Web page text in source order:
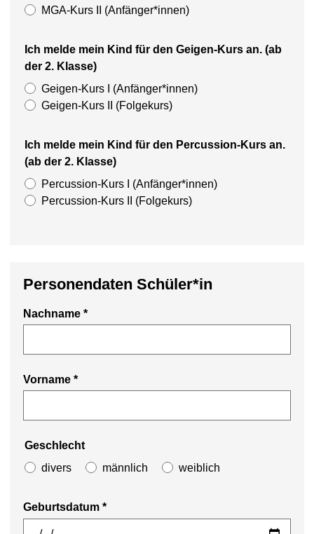
MGA-Kurs II (Anfänger*innen)
Ich melde mein Kind für den Geigen-Kurs an. (ab
der 2. Klasse)
Geigen-Kurs I (Anfänger*innen)
Geigen-Kurs II (Folgekurs)
Ich melde mein Kind für den Percussion-Kurs an.
(ab der 2. Klasse)
Percussion-Kurs I (Anfänger*innen)
Percussion-Kurs II (Folgekurs)
Personendaten Schüler*in
Nachname *
Vorname *
Geschlecht
divers
männlich weiblich
Geburtsdatum *